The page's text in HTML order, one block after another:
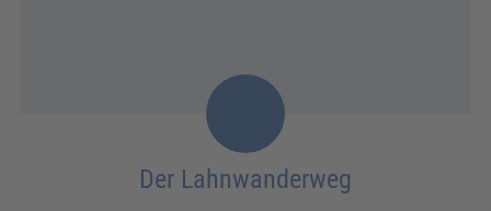
Der Lahnwanderweg